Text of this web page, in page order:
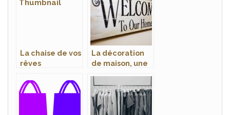
La chaise de vos
rêves
La décoration
de maison, une
tous